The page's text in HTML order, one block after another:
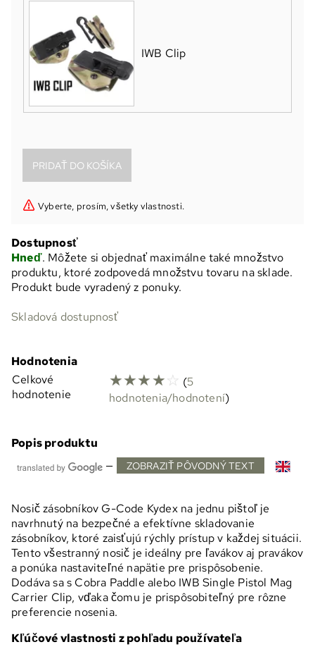
IWB Clip
Vyberte, prosím, všetky vlastnosti.
Dostupnosť
Hneď. Môžete si objednať maximálne také množstvo
produktu, ktoré zodpovedá množstvu tovaru na sklade.
Produkt bude vyradený z ponuky.
Skladová dostupnosť
Hodnotenia
Celkové
hodnotenie
☆☆☆☆☆ (5
hodnotenia/hodnotení)
Popis produktu
—
ZOBRAZIŤ PÔVODNÝ TEXT
Nosič zásobníkov G-Code Kydex na jednu pištoľ je
navrhnutý na bezpečné a efektívne skladovanie
zásobníkov, ktoré zaisťujú rýchly prístup v každej situácii.
Tento všestranný nosič je ideálny pre ľavákov aj pravákov
a ponúka nastaviteľné napätie pre prispôsobenie.
Dodáva sa s Cobra Paddle alebo IWB Single Pistol Mag
Carrier Clip, vďaka čomu je prispôsobiteľný pre rôzne
preferencie nosenia.
Kľúčové vlastnosti z pohľadu používateľa